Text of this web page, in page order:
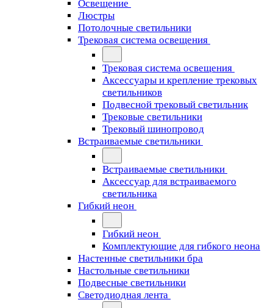
Освещение
Люстры
Потолочные светильники
Трековая система освещения
Трековая система освещения
Аксессуары и крепление трековых
светильников
Подвесной трековый светильник
Трековые светильники
Трековый шинопровод
Встраиваемые светильники
Встраиваемые светильники
Аксессуар для встраиваемого
светильника
Гибкий неон
Гибкий неон
Комплектующие для гибкого неона
Настенные светильники бра
Настольные светильники
Подвесные светильники
Светодиодная лента